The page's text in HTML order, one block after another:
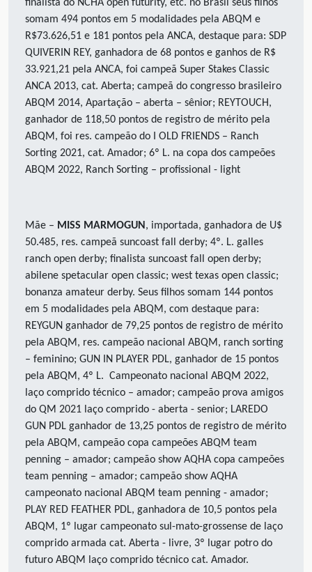
finalista do NCHA open futurity, etc. no Brasil seus filhos
somam 494 pontos em 5 modalidades pela ABQM e
R$73.626,51 e 181 pontos pela ANCA, destaque para: SDP
QUIVERIN REY, ganhadora de 68 pontos e ganhos de R$
33.921,21 pela ANCA, foi campeã Super Stakes Classic
ANCA 2013, cat. Aberta; campeã do congresso brasileiro
ABQM 2014, Apartação – aberta – sênior; REYTOUCH,
ganhador de 118,50 pontos de registro de mérito pela
ABQM, foi res. campeão do I OLD FRIENDS – Ranch
Sorting 2021, cat. Amador; 6º L. na copa dos campeões
ABQM 2022, Ranch Sorting – profissional - light
Mãe – MISS MARMOGUN , importada, ganhadora de U$
50.485, res. campeã suncoast fall derby; 4º. L. galles
ranch open derby; finalista suncoast fall open derby;
abilene spetacular open classic; west texas open classic;
bonanza amateur derby. Seus filhos somam 144 pontos
em 5 modalidades pela ABQM, com destaque para:
REYGUN ganhador de 79,25 pontos de registro de mérito
pela ABQM, res. campeão nacional ABQM, ranch sorting
– feminino; GUN IN PLAYER PDL, ganhador de 15 pontos
pela ABQM, 4º L. Campeonato nacional ABQM 2022,
laço comprido técnico – amador; campeão prova amigos
do QM 2021 laço comprido - aberta - senior; LAREDO
GUN PDL ganhador de 13,25 pontos de registro de mérito
pela ABQM, campeão copa campeões ABQM team
penning – amador; campeão show AQHA copa campeões
team penning – amador; campeão show AQHA
campeonato nacional ABQM team penning - amador;
PLAY RED FEATHER PDL, ganhadora de 10,5 pontos pela
ABQM, 1º lugar campeonato sul-mato-grossense de laço
comprido armada cat. Aberta - livre, 3º lugar potro do
futuro ABQM laço comprido técnico cat. Amador.